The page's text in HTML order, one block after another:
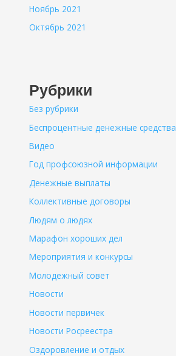
Ноябрь 2021
Октябрь 2021
Рубрики
Без рубрики
Беспроцентные денежные средства
Видео
Год профсоюзной информации
Денежные выплаты
Коллективные договоры
Людям о людях
Марафон хороших дел
Мероприятия и конкурсы
Молодежный совет
Новости
Новости первичек
Новости Росреестра
Оздоровление и отдых